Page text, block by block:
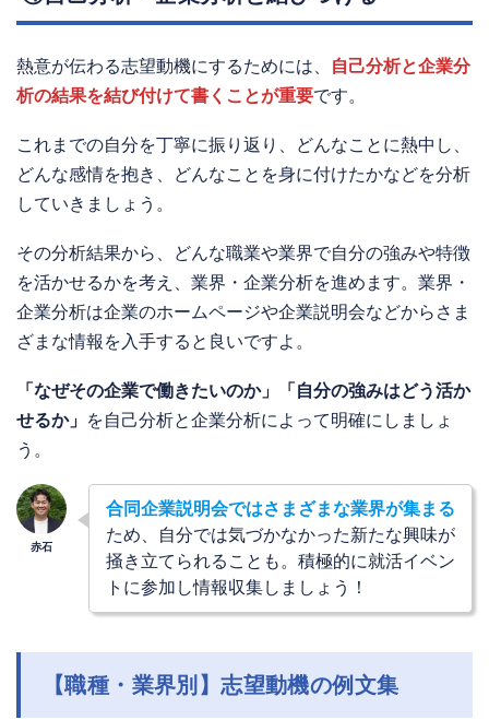
熱意が伝わる志望動機にするためには、
自己分析と企業分
析の結果を結び付けて書くことが重要です。
これまでの自分を丁寧に振り返り、どんなことに熱中し、
どんな感情を抱き、どんなことを身に付けたかなどを分析
していきましょう。
その分析結果から、どんな職業や業界で自分の強みや特徴
を活かせるかを考え、業界・企業分析を進めます。業界・
企業分析は企業のホームページや企業説明会などからさま
ざまな情報を入手すると良いですよ。
「なぜその企業で働きたいのか」「自分の強みはどう活か
せるか」 を自己分析と企業分析によって明確にしましょ
う。
合同企業説明会ではさまざまな業界が集まる
ため、自分では気づかなかった新たな興味が
掻き立てられることも。積極的に就活イベン
トに参加し情報収集しましょう！
【職種・業界別】志望動機の例文集